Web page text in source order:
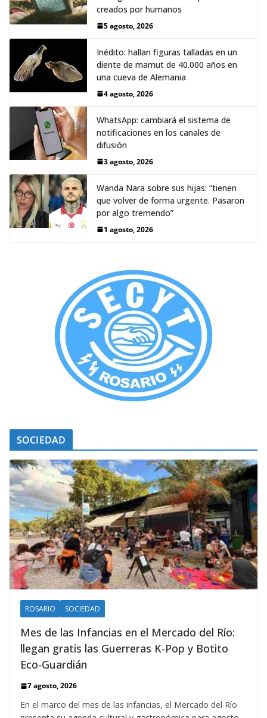
creados por humanos
5 agosto, 2026
Inédito: hallan figuras talladas en un
diente de mamut de 40.000 años en
una cueva de Alemania
4 agosto, 2026
WhatsApp: cambiará el sistema de
notificaciones en los canales de
difusión
3 agosto, 2026
Wanda Nara sobre sus hijas: “tienen
que volver de forma urgente. Pasaron
por algo tremendo”
1 agosto, 2026
SOCIEDAD
ROSARIO SOCIEDAD
Mes de las Infancias en el Mercado del Río:
llegan gratis las Guerreras K-Pop y Botito
Eco-Guardián
7 agosto, 2026
En el marco del mes de las infancias, el Mercado del Río